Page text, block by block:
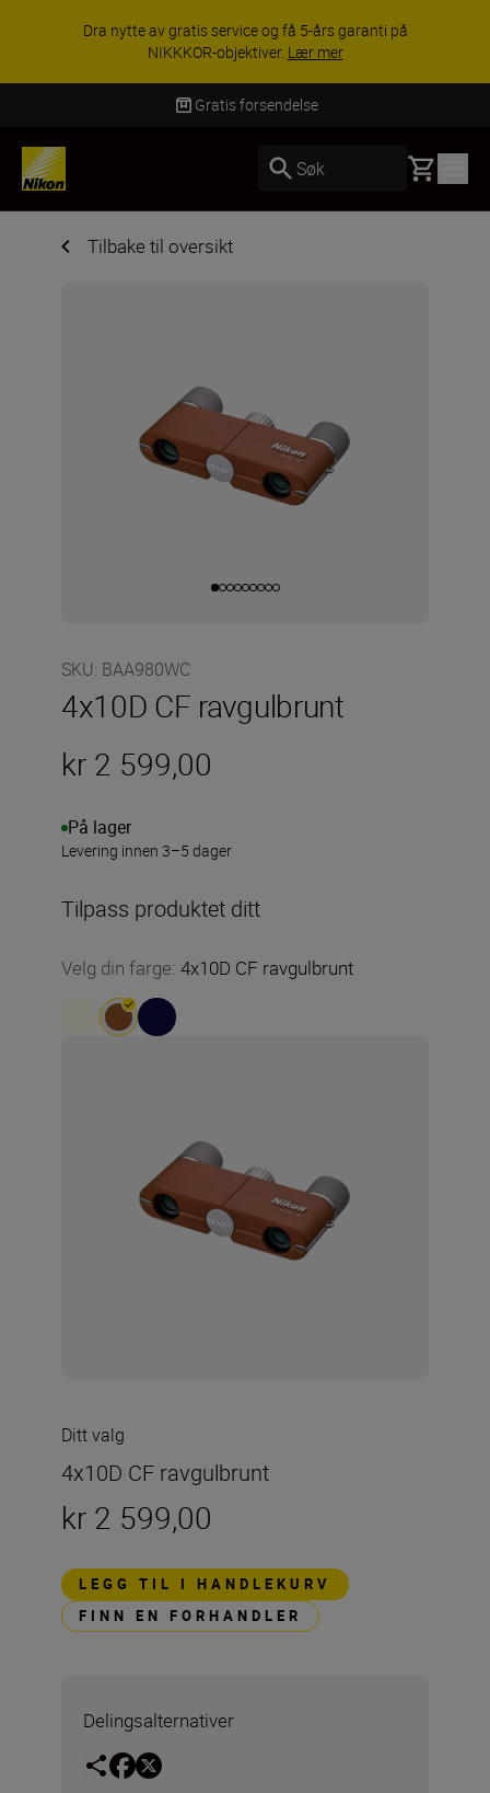
Dra nytte av gratis service og få 5-års garanti på
NIKKKOR-objektiver. Lær mer
Gratis forsendelse
Søk Basket
Tilbake til oversikt
SKU: BAA980WC
4x10D CF ravgulbrunt
kr 2 599,00
På lager
Levering innen 3–5 dager
Tilpass produktet ditt
Velg din farge: 4x10D CF ravgulbrunt
Ditt valg
4x10D CF ravgulbrunt
kr 2 599,00
LEGG TIL I HANDLEKURV
FINN EN FORHANDLER
Delingsalternativer